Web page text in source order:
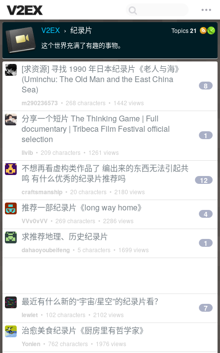
V2EX › 纪录片 Topics21
这个世界充满了有趣的事物。
[求资源] 寻找 1990 年日本纪录片《老人与海》
(Uminchu: The Old Man and the East China
Sea)
m290236573 • 268 characters • 1442 views
8
分享一个短片 The Thinking Game | Full
documentary | Tribeca Film Festival official
selection
livib • 209 characters • 1261 views
1
不想再看虚构类作品了 编出来的东西无法引起共
鸣 有什么优秀的纪录片推荐吗
craftsmanship • 20 characters • 2180 views
12
推荐一部纪录片《long way home》
VVv0vVV • 269 characters • 2286 views
4
求推荐地理、历史纪录片
dahaoyoubeifeng • 5 characters • 1699 views
1
最近有什么新的“宇宙/星空”的纪录片看？
lewiet • 102 characters • 2102 views
7
治愈美食纪录片《厨房里有哲学家》
Yonien • 762 characters • 1976 views